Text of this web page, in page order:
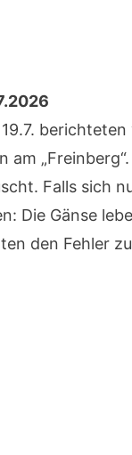
am
Falls sich
Die Gänse
den Fehler